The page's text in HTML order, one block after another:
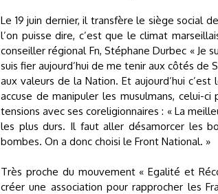
Le 19 juin dernier, il transfère le siège social
l’on puisse dire, c’est que le climat
conseiller régional Fn, Stéphane Durbec « Je
suis fier aujourd’hui de me tenir aux côtés
aux valeurs de la Nation. Et aujourd’hui
accuse de manipuler les musulmans, celui-
tensions avec ses coreligionnaires : « La
les plus durs. Il faut aller désamorcer les
bombes. On a donc choisi le Front National. »
Très proche du mouvement « Egalité et
créer une association pour rapprocher les